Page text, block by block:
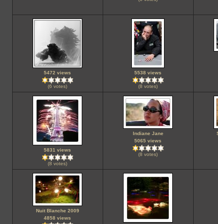
5472 views
(6 votes)
5538 views
(8 votes)
5831 views
(8 votes)
Indiane Jane
5065 views
(8 votes)
Nuit Blanche 2009
4858 views